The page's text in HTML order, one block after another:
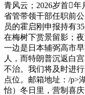
青风云；2026岁首
省管带领干部任职前
员的霍启刚申报持有
在梅树下赏景留影；
一边是日本辅弼高市
人，而特朗普沉返白
不治。我们将及时进
点位。邮箱地址：/p>
怡）冬日里，营制喜